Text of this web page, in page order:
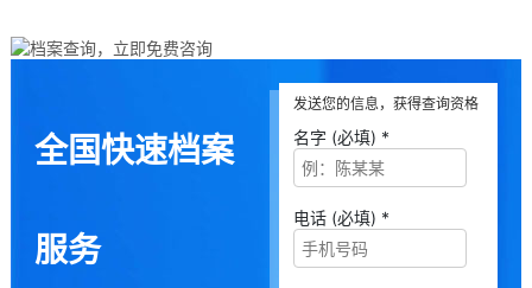
全国快速档案
服务
发送您的信息，获得查询资格
名字 (必填) *
电话 (必填) *